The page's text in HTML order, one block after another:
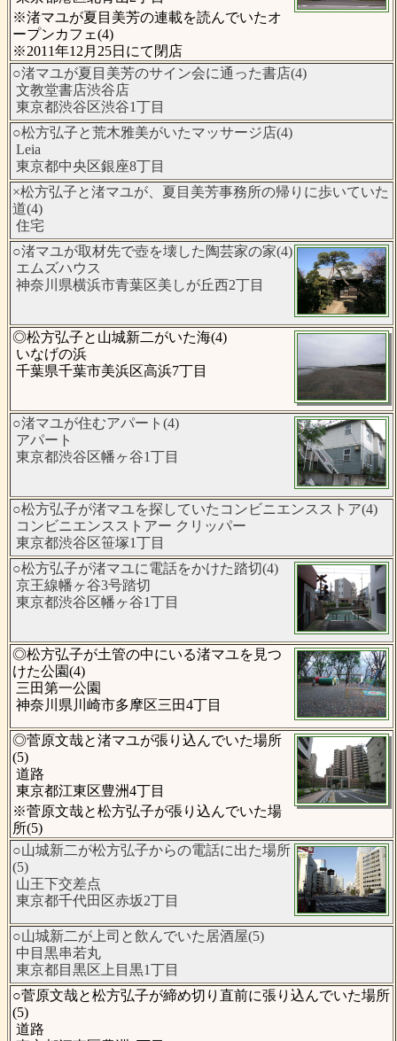
※渚マユが夏目美芳の連載を読んでいたオ
ープンカフェ(4)
※2011年12月25日にて閉店
○渚マユが夏目美芳のサイン会に通った書店(4)
文教堂書店渋谷店
東京都渋谷区渋谷1丁目
○松方弘子と荒木雅美がいたマッサージ店(4)
Leia
東京都中央区銀座8丁目
×松方弘子と渚マユが、夏目美芳事務所の帰りに歩いていた
道(4)
住宅
○渚マユが取材先で壺を壊した陶芸家の家(4)
エムズハウス
神奈川県横浜市青葉区美しが丘西2丁目
◎松方弘子と山城新二がいた海(4)
いなげの浜
千葉県千葉市美浜区高浜7丁目
○渚マユが住むアパート(4)
アパート
東京都渋谷区幡ヶ谷1丁目
○松方弘子が渚マユを探していたコンビニエンスストア(4)
コンビニエンスストアー クリッパー
東京都渋谷区笹塚1丁目
○松方弘子が渚マユに電話をかけた踏切(4)
京王線幡ヶ谷3号踏切
東京都渋谷区幡ヶ谷1丁目
◎松方弘子が土管の中にいる渚マユを見つ
けた公園(4)
三田第一公園
神奈川県川崎市多摩区三田4丁目
◎菅原文哉と渚マユが張り込んでいた場所
(5)
道路
東京都江東区豊洲4丁目
※菅原文哉と松方弘子が張り込んでいた場
所(5)
○山城新二が松方弘子からの電話に出た場所
(5)
山王下交差点
東京都千代田区赤坂2丁目
○山城新二が上司と飲んでいた居酒屋(5)
中目黒串若丸
東京都目黒区上目黒1丁目
○菅原文哉と松方弘子が締め切り直前に張り込んでいた場所
(5)
道路